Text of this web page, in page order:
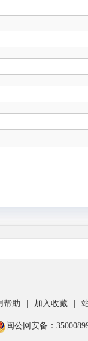
帮助 加入收藏
闽公网安备：